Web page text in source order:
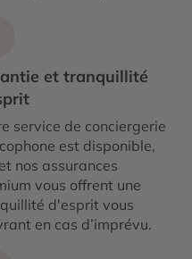
et tranquillité
service de conciergerie
est disponible,
nos assurances
vous offrent une
d'esprit vous
en cas d’imprévu.